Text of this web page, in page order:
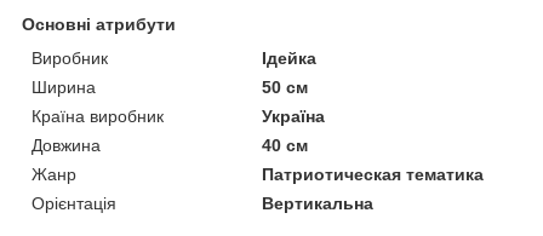
Основні атрибути
Виробник
Ідейка
Ширина
50 см
Країна виробник
Україна
Довжина
40 см
Жанр
Патриотическая тематика
Орієнтація
Вертикальна